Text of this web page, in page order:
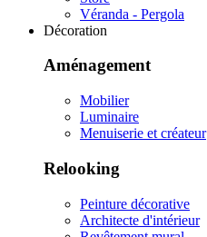
Véranda - Pergola
Décoration
Aménagement
Mobilier
Luminaire
Menuiserie et créateur
Relooking
Peinture décorative
Architecte d'intérieur